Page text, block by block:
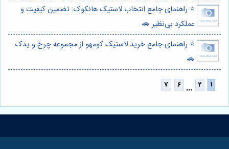
⭐️ راهنمای جامع انتخاب لاستیک هانکوک: تضمین کیفیت و
عملکرد بی‌نظیر 🚗
⭐️ راهنمای جامع خرید لاستیک کومهو از مجموعه چرخ و یدک
🚗
...